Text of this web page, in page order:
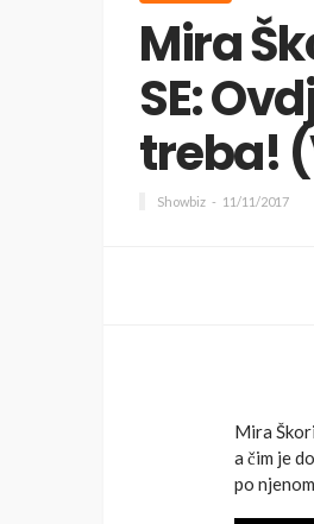
Mira
SE:
treba!
Showbiz 11/11/2017
Mira
a čim je
po